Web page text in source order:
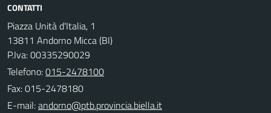
CONTATTI
Piazza Unità d'Italia, 1
13811 Andorno Micca (BI)
P.Iva: 00335290029
Telefono:015-2478100
Fax: 015-2478180
E-mail: